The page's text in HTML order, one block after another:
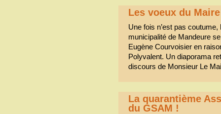
Les voeux du
Une fois n’est pas
municipalité de Mandeure
Eugène Courvoisier en
Polyvalent. Un diaporama
discours de Monsieur Le
La quarantième
du GSAM !